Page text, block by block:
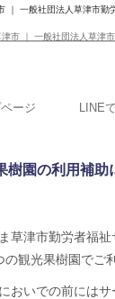
｜ 一般社団法人草津市勤
ページ LINE
樹園の利用補助
草津市勤労者福祉
の観光果樹園でご
おいでの前には